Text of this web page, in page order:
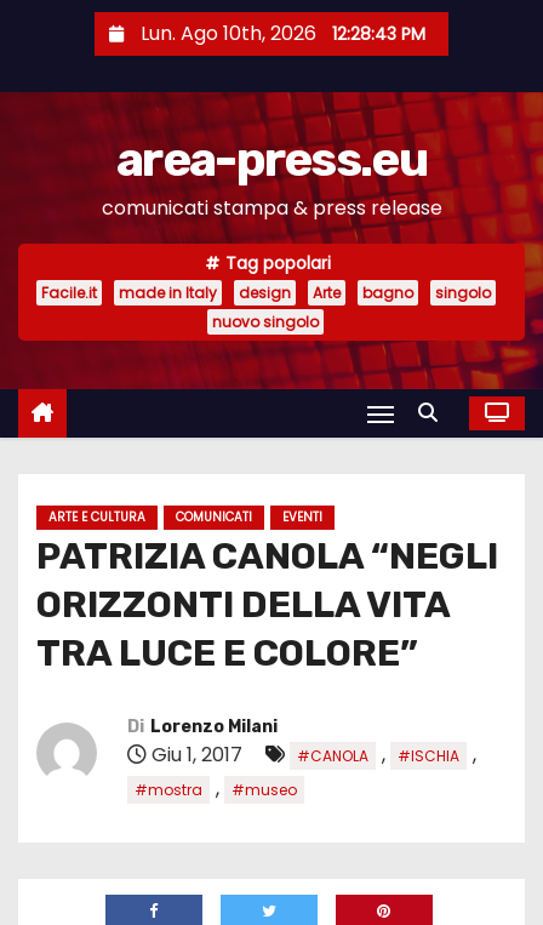
e
Lun. Ago 10th, 2026 12:28:44 PM
area-press.eu
comunicati stampa & press release
Tag popolari
Facile.it made in Italy design Arte bagno
singolo
nuovo singolo
ARTE E CULTURA COMUNICATI EVENTI
PATRIZIA CANOLA “NEGLI
ORIZZONTI DELLA VITA
TRA LUCE E COLORE”
Di Lorenzo Milani
Giu 1, 2017 #CANOLA , #ISCHIA ,
#mostra , #museo